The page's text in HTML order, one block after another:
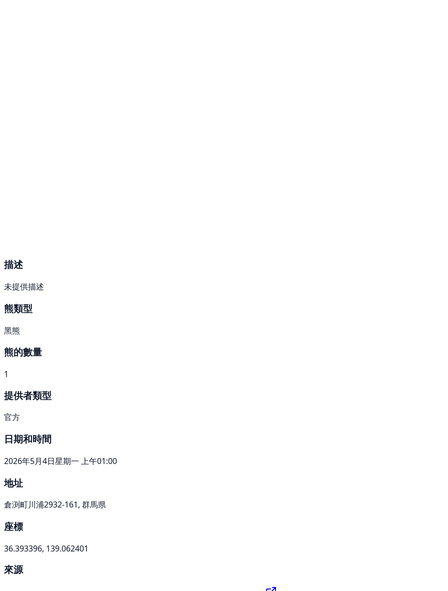
描述
未提供描述
熊類型
黑熊
熊的數量
1
提供者類型
官方
日期和時間
2026年5月4日星期一 上午01:00
地址
倉渕町川浦2932-161, 群馬県
座標
36.393396, 139.062401
來源